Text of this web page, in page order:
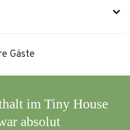
Gäste
einfach
war sauber,